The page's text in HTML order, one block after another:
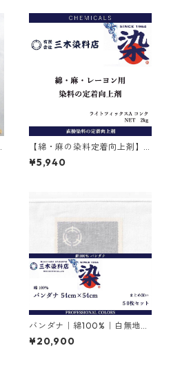
【綿・麻の染料定着向上剤】
｜2kg｜ライトフィックスAコ
ンク
¥5,940
バンダナ｜綿100%｜白無地｜
54cm×54cm｜50枚×1セット
¥20,900